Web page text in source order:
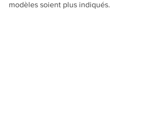
modèles soient plus indiqués.